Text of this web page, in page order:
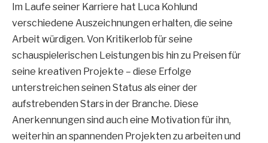
Im Laufe seiner Karriere hat Luca Kohlund
verschiedene Auszeichnungen erhalten, die seine
Arbeit würdigen. Von Kritikerlob für seine
schauspielerischen Leistungen bis hin zu Preisen für
seine kreativen Projekte – diese Erfolge
unterstreichen seinen Status als einer der
aufstrebenden Stars in der Branche. Diese
Anerkennungen sind auch eine Motivation für ihn,
weiterhin an spannenden Projekten zu arbeiten und